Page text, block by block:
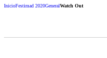
InicioFestimad 2020GeneralWatch Out